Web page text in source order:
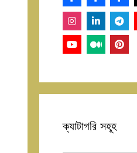
ক্যাটাগরি সহূহ